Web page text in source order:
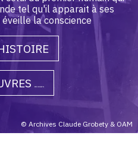
tel qu'il apparait à ses
la conscience
en cours
© Archives Claude Grobety & OAM